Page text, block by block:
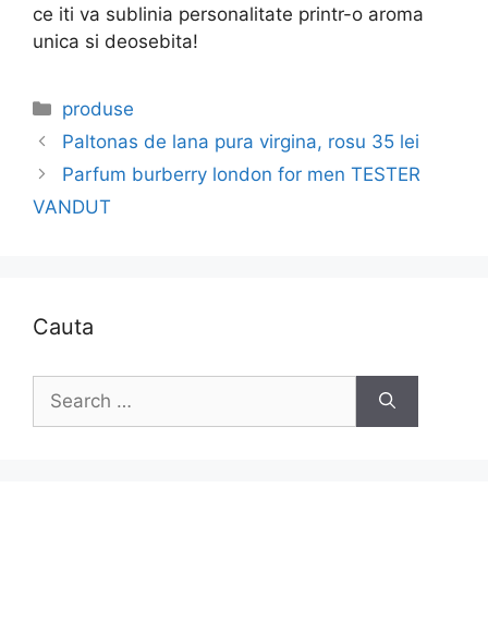
ce iti va sublinia personalitate printr-o aroma
unica si deosebita!
Categories
produse
Paltonas de lana pura virgina, rosu 35 lei
Parfum burberry london for men TESTER
VANDUT
Cauta
Search
for: